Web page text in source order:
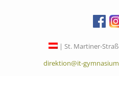
| St. Martiner-
direktion@it-